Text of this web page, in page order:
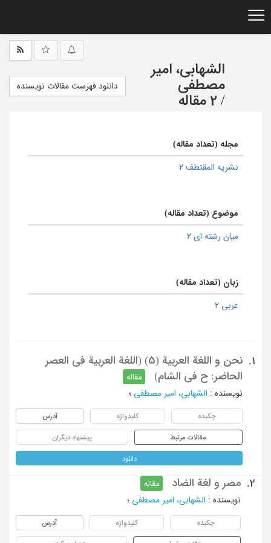
الشهابی، امیر
مصطفی
/ 2 مقاله
دانلود فهرست مقالات نویسنده
مجله (تعداد مقاله)
نشریه المقتطف 2
موضوع (تعداد مقاله)
میان رشته ای 2
زبان (تعداد مقاله)
عربی 2
1.
نحن و اللغة العربیة (5) (اللغة العربیة فی العصر
الحاضر: ح فی الشام)
مقاله
نویسنده : الشهابی، امیر مصطفی ؛
چکیده کلیدواژه آدرس
مقالات مرتبط پیشنهاد دیگران
دانلود
2. مصر و لغة الضاد
مقاله
نویسنده : الشهابی، امیر مصطفی ؛
چکیده کلیدواژه آدرس